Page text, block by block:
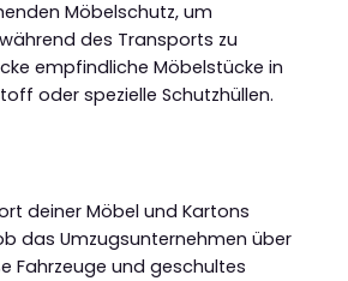
Möbelschutz, um
des Transports zu
empfindliche Möbelstücke in
oder spezielle Schutzhüllen.
deiner Möbel und Kartons
das Umzugsunternehmen über
Fahrzeuge und geschultes